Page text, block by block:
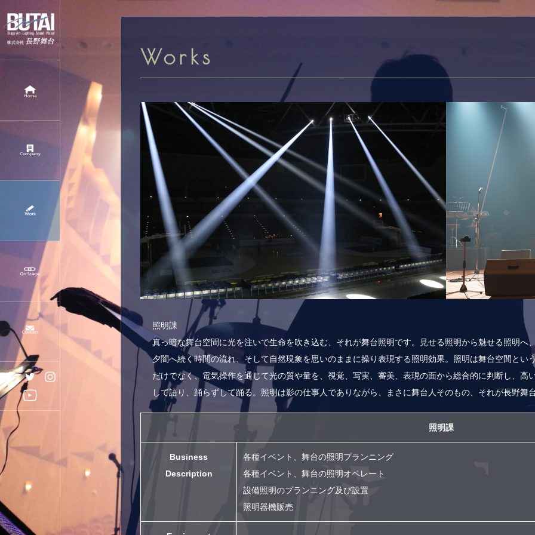
Works
照明課
真っ暗な舞台空間に光を注いで生命を吹き込む、それが舞台照明です。見せる照明から魅せる照明へ
夕闇へ続く時間の流れ、そして自然現象を思いのままに操り表現する照明効果。照明は舞台空間とい
だけでなく、電気操作を通じて光の質や量を、視覚、写実、審美、表現の面から総合的に判断し、高
して語り、踊らずして踊る。照明は影の仕事人でありながら、まさに舞台人そのもの、それが長野舞
照明課
Business
Description
各種イベント、舞台の照明プランニング
各種イベント、舞台の照明オペレート
設備照明のプランニング及び設置
照明器機販売